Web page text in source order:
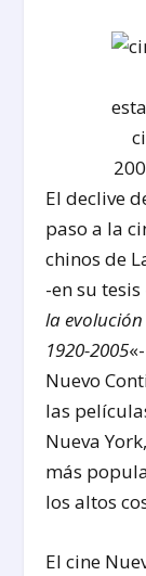
El declive
paso a la
chinos de
-en su tesis
la
1920-2005
Nuevo
las
Nueva
más
los altos
El cine